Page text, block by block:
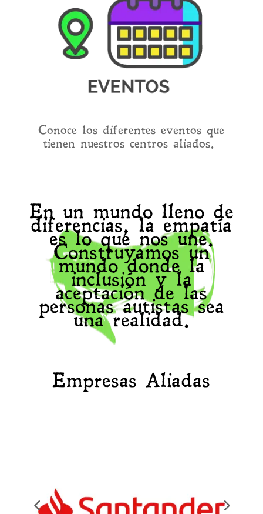
Conoce los diferentes eventos que
tienen nuestros centros aliados.
En un mundo lleno de
diferencias, la empatía
es lo que nos une.
Construyamos un
mundo donde la
inclusión y la
aceptación de las
personas autistas sea
una realidad.
Empresas Aliadas